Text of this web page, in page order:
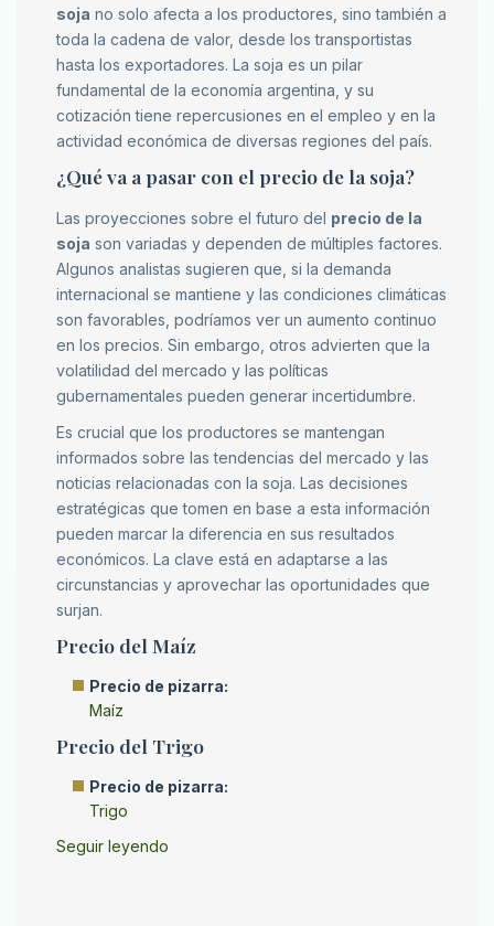
soja no solo afecta a los productores, sino también a
toda la cadena de valor, desde los transportistas
hasta los exportadores. La soja es un pilar
fundamental de la economía argentina, y su
cotización tiene repercusiones en el empleo y en la
actividad económica de diversas regiones del país.
¿Qué va a pasar con el precio de la soja?
Las proyecciones sobre el futuro del precio de la
soja son variadas y dependen de múltiples factores.
Algunos analistas sugieren que, si la demanda
internacional se mantiene y las condiciones climáticas
son favorables, podríamos ver un aumento continuo
en los precios. Sin embargo, otros advierten que la
volatilidad del mercado y las políticas
gubernamentales pueden generar incertidumbre.
Es crucial que los productores se mantengan
informados sobre las tendencias del mercado y las
noticias relacionadas con la soja. Las decisiones
estratégicas que tomen en base a esta información
pueden marcar la diferencia en sus resultados
económicos. La clave está en adaptarse a las
circunstancias y aprovechar las oportunidades que
surjan.
Precio del Maíz
Precio de pizarra:
Maíz
Precio del Trigo
Precio de pizarra:
Trigo
Seguir leyendo